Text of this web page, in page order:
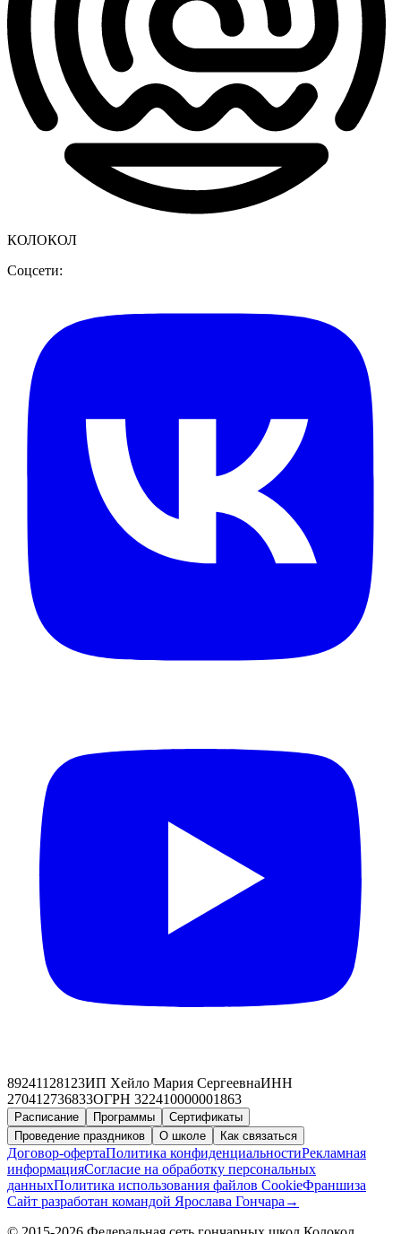
КОЛОКОЛ
Соцсети:
89241128123ИП Хейло Мария СергеевнаИНН
270412736833ОГРН 322410000001863
Расписание Программы
Сертификаты
Проведение праздников
О школе Как связаться
Договор-офертаПолитика конфиденциальностиРекламная
информацияСогласие на обработку персональных
данныхПолитика использования файлов CookieФраншиза
Сайт разработан командой Ярослава Гончара →